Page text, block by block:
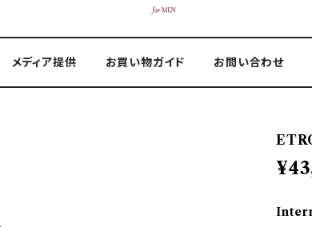
メディア提供 お買い物ガイド お問い合わせ